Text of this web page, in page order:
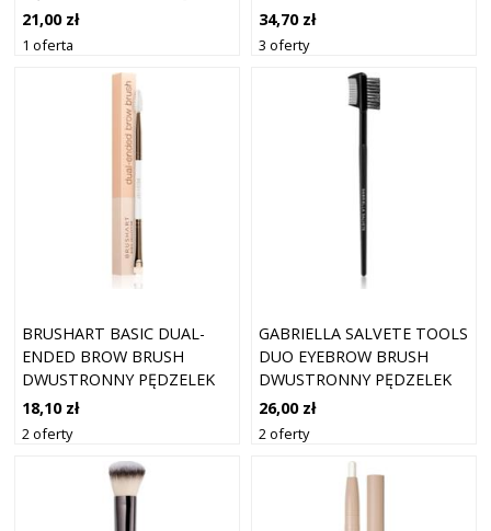
BRWI ZE SZCZOTKĄ 1 SZT.
21,00 zł
1 oferta
34,70 zł
3 oferty
BRUSHART BASIC DUAL-
ENDED BROW BRUSH
DWUSTRONNY PĘDZELEK
DO BRWI 1 SZT.
18,10 zł
2 oferty
GABRIELLA SALVETE TOOLS
DUO EYEBROW BRUSH
DWUSTRONNY PĘDZELEK
DO BRWI 1 SZT.
26,00 zł
2 oferty